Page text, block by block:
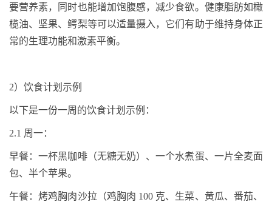
要营养素，同时也能增加饱腹感，减少食欲。健康脂肪如橄
榄油、坚果、鳄梨等可以适量摄入，它们有助于维持身体正
常的生理功能和激素平衡。
2）饮食计划示例
以下是一份一周的饮食计划示例：
2.1 周一：
早餐：一杯黑咖啡（无糖无奶）、一个水煮蛋、一片全麦面
包、半个苹果。
午餐：烤鸡胸肉沙拉（鸡胸肉 100 克、生菜、黄瓜、番茄、